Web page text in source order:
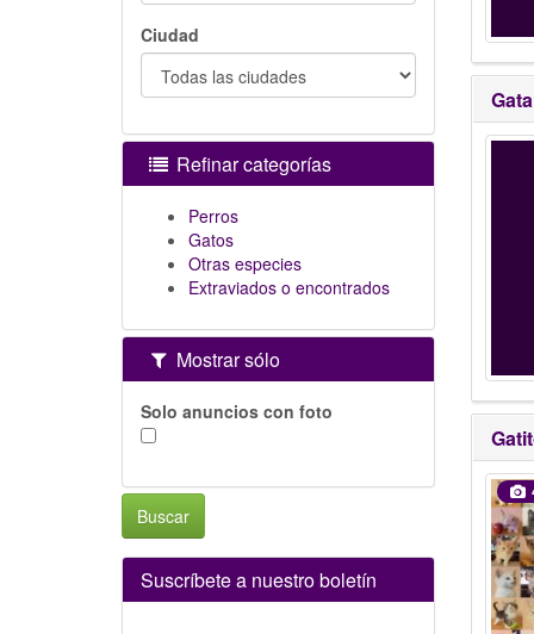
Ciudad
Refinar categorías
Perros
Gatos
Otras especies
Extraviados o encontrados
Mostrar sólo
Solo anuncios con foto
Buscar
Suscríbete a nuestro boletín